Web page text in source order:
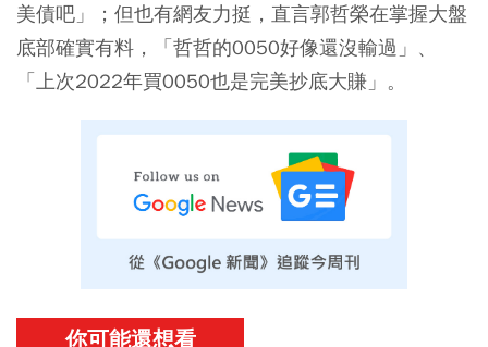
美債吧」；但也有網友力挺，直言郭哲榮在掌握大盤
底部確實有料，「哲哲的0050好像還沒輸過」、
「上次2022年買0050也是完美抄底大賺」。